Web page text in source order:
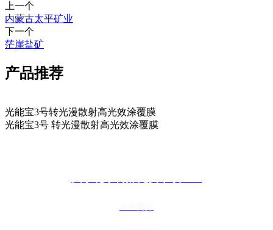
上一个
内蒙古太平矿业
下一个
茫崖盐矿
产品推荐
光能宝3号转光漫散射高光效涂覆膜
光能宝3号 转光漫散射高光效涂覆膜